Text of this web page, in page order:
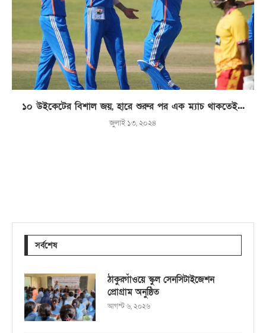
১০ উইকেটের বিশাল জয়, হারে শুরুর পর এক ম্যাচ থাকতেই...
জুলাই ১৩, ২০২৪
সর্বশেষ
ঠাকুরগাঁওয়ে স্কুল সেনসিটাইজেশন
প্রোগ্রাম অনুষ্ঠিত
আগস্ট ৬, ২০২৬